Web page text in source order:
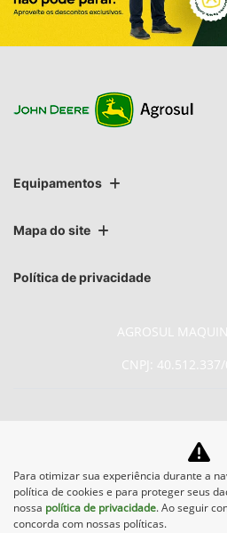
Equipamentos
Mapa do site
Política de privacidade
AGROSUL
CNPJ:
No trânsito, enxergar o
salva vidas.
Para otimizar sua experiência durante a
política de cookies e para proteger seus
nossa política de privacidade. Ao seguir
concorda com nossas políticas.